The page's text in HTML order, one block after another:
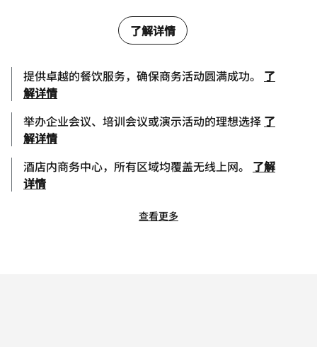
了解详情
提供卓越的餐饮服务，确保商务活动圆满成功。
了
解详情
举办企业会议、培训会议或演示活动的理想选择 了
解详情
酒店内商务中心，所有区域均覆盖无线上网。
了解
详情
查看更多